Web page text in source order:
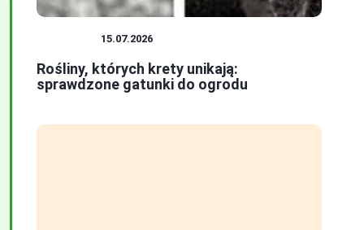
15.07.2026
Rośliny, których krety unikają:
sprawdzone gatunki do ogrodu